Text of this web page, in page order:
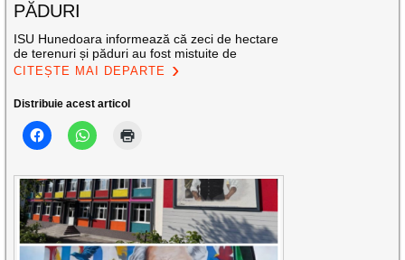
PĂDURI
ISU Hunedoara informează că zeci de hectare
de terenuri și păduri au fost mistuite de
CITEȘTE MAI DEPARTE
Distribuie acest articol